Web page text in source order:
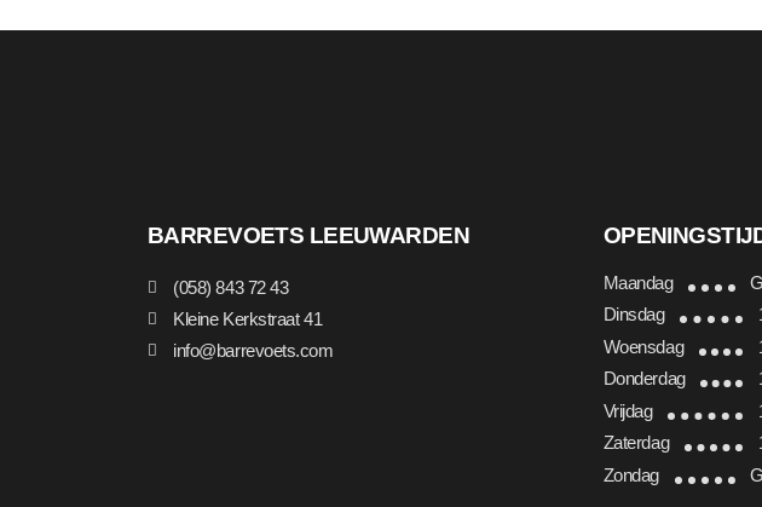
BARREVOETS LEEUWARDEN
(058) 843 72 43
Kleine Kerkstraat 41
info@barrevoets.com
Maandag
Dinsdag
Woensdag
Donderdag
Vrijdag
Zaterdag
Zondag